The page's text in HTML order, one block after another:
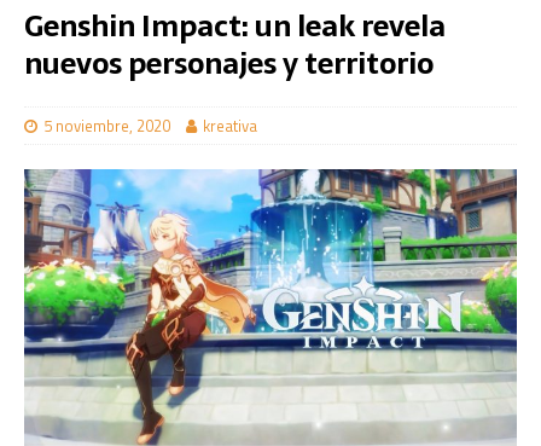
Genshin Impact: un leak revela
nuevos personajes y territorio
5 noviembre, 2020 kreativa